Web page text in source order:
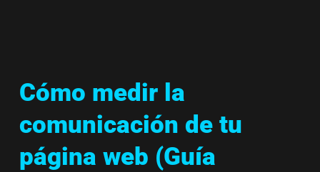
Cómo medir la
comunicación de tu
página web (Guía